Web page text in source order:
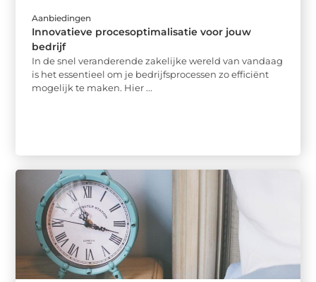
Aanbiedingen
Innovatieve procesoptimalisatie voor jouw
bedrijf
In de snel veranderende zakelijke wereld van vandaag
is het essentieel om je bedrijfsprocessen zo efficiënt
mogelijk te maken. Hier ...